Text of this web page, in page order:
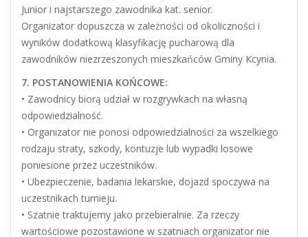
Junior i najstarszego zawodnika kat. senior.
Organizator dopuszcza w zależności od okoliczności i
wyników dodatkową klasyfikację pucharową dla
zawodników niezrzeszonych mieszkańców Gminy Kcynia.
7. POSTANOWIENIA KOŃCOWE:
• Zawodnicy biorą udział w rozgrywkach na własną
odpowiedzialność.
• Organizator nie ponosi odpowiedzialności za wszelkiego
rodzaju straty, szkody, kontuzje lub wypadki losowe
poniesione przez uczestników.
• Ubezpieczenie, badania lekarskie, dojazd spoczywa na
uczestnikach turnieju.
• Szatnie traktujemy jako przebieralnie. Za rzeczy
wartościowe pozostawione w szatniach organizator nie